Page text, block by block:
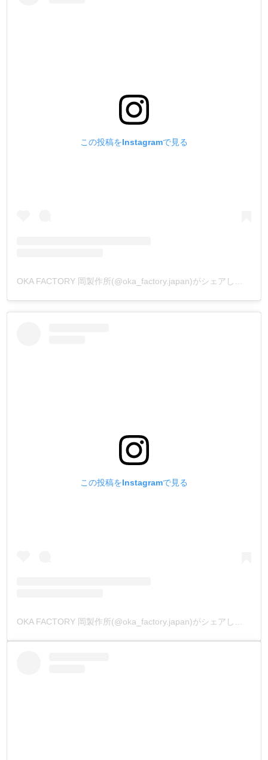
この投稿をInstagramで見る
この投稿をInstagramで見る
OKA FACTORY 岡製作所(@oka_factory.japan)がシェアした投稿